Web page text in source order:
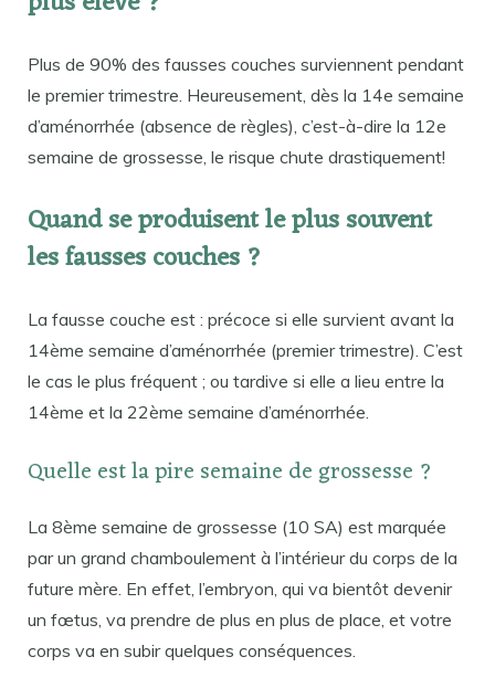
Plus de 90% des fausses couches surviennent pendant
le premier trimestre. Heureusement, dès la 14e semaine
d’aménorrhée (absence de règles), c’est-à-dire la 12e
semaine de grossesse, le risque chute drastiquement!
Quand se produisent le plus souvent
les fausses couches ?
La fausse couche est : précoce si elle survient avant la
14ème semaine d’aménorrhée (premier trimestre). C’est
le cas le plus fréquent ; ou tardive si elle a lieu entre la
14ème et la 22ème semaine d’aménorrhée.
Quelle est la pire semaine de grossesse ?
La 8ème semaine de grossesse (10 SA) est marquée
par un grand chamboulement à l’intérieur du corps de la
future mère. En effet, l’embryon, qui va bientôt devenir
un fœtus, va prendre de plus en plus de place, et votre
corps va en subir quelques conséquences.